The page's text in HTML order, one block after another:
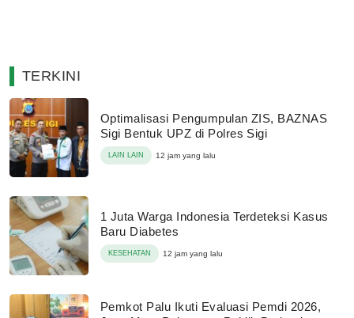
TERKINI
Optimalisasi Pengumpulan ZIS, BAZNAS
Sigi Bentuk UPZ di Polres Sigi
LAIN LAIN 12 jam yang lalu
1 Juta Warga Indonesia Terdeteksi Kasus
Baru Diabetes
KESEHATAN 12 jam yang lalu
Pemkot Palu Ikuti Evaluasi Pemdi 2026,